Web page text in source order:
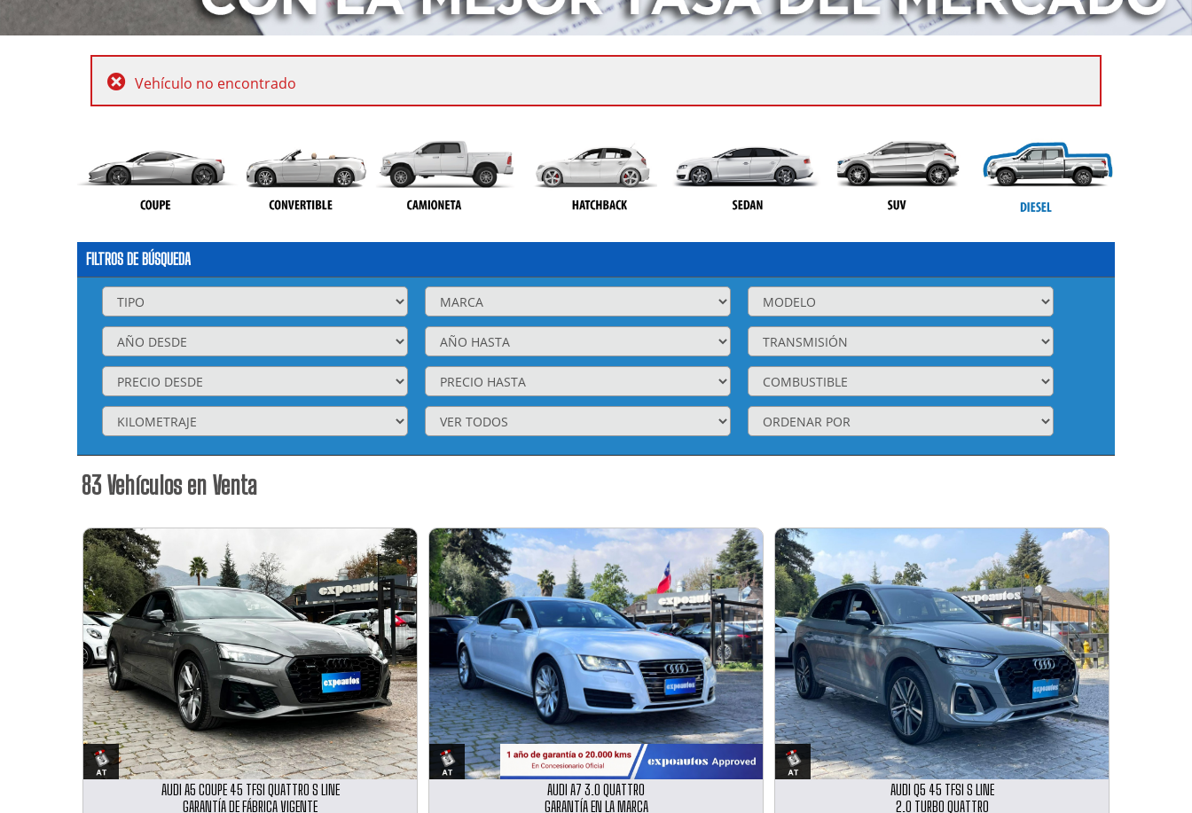
Vehículo no encontrado
FILTROS DE BÚSQUEDA
83 Vehículos en Venta
AUDI A5 COUPE 45 TFSI QUATTRO S LINE
GARANTÍA DE FÁBRICA VIGENTE
AUDI A7 3.0 QUATTRO
GARANTÍA EN LA MARCA
AUDI Q5 45 TFSI S LINE
2.0 TURBO QUATTRO